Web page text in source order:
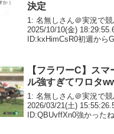
決定
1: 名無しさん＠実況で競
2025/10/10(金)
ID:kxHimCsR0初週から
東スポ競馬 (@tos...
【フラワーC】ス
ル強すぎてワロタ
1: 名無しさん＠実況で競
2026/03/21(土)
ID:QBUvffXn0強かった